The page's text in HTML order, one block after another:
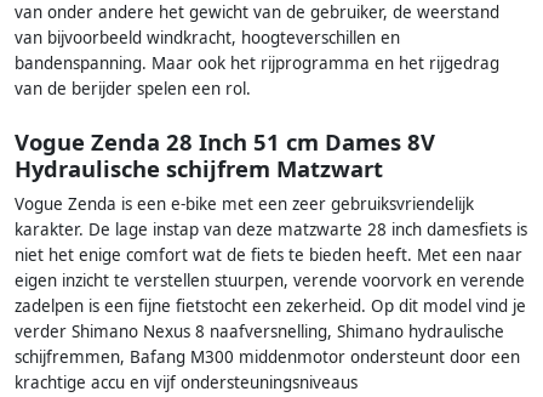
van onder andere het gewicht van de gebruiker, de weerstand
van bijvoorbeeld windkracht, hoogteverschillen en
bandenspanning. Maar ook het rijprogramma en het rijgedrag
van de berijder spelen een rol.
Vogue Zenda 28 Inch 51 cm Dames 8V
Hydraulische schijfrem Matzwart
Vogue Zenda is een e-bike met een zeer gebruiksvriendelijk
karakter. De lage instap van deze matzwarte 28 inch damesfiets is
niet het enige comfort wat de fiets te bieden heeft. Met een naar
eigen inzicht te verstellen stuurpen, verende voorvork en verende
zadelpen is een fijne fietstocht een zekerheid. Op dit model vind je
verder Shimano Nexus 8 naafversnelling, Shimano hydraulische
schijfremmen, Bafang M300 middenmotor ondersteunt door een
krachtige accu en vijf ondersteuningsniveaus